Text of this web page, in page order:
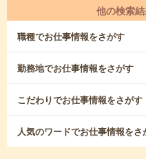
他の検索
職種でお仕事情報をさがす
勤務地でお仕事情報をさがす
こだわりでお仕事情報をさがす
人気のワードでお仕事情報をさ